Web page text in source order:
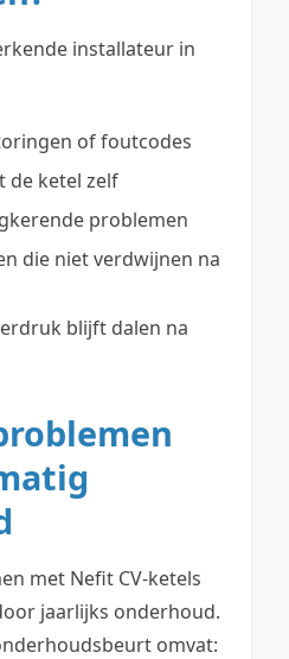
installateur in
of foutcodes
de ketel zelf
problemen
die niet verdwijnen na
blijft dalen na
met Nefit CV-ketels
jaarlijks onderhoud.
omvat: